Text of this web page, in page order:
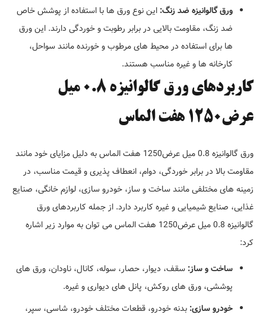
ورق گالوانیزه ضد زنگ: این نوع ورق ها با استفاده از پوشش خاص
ضد زنگ، مقاومت بالایی در برابر رطوبت و خوردگی دارند. این ورق
ها برای استفاده در محیط های مرطوب و خورنده مانند سواحل،
کارخانه ها و غیره مناسب هستند.
کاربردهای ورق گالوانیزه 0.8 میل
عرض1250 هفت الماس
ورق گالوانیزه 0.8 میل عرض1250 هفت الماس به دلیل مزایای خود مانند
مقاومت بالا در برابر خوردگی، دوام، انعطاف پذیری و قیمت مناسب، در
زمینه های مختلفی مانند ساخت و ساز، خودرو سازی، لوازم خانگی، صنایع
غذایی، صنایع شیمیایی و غیره کاربرد دارد. از جمله کاربردهای ورق
گالوانیزه 0.8 میل عرض1250 هفت الماس می توان به موارد زیر اشاره
کرد:
ساخت و ساز: سقف، دیوار، حصار، سوله، کانال، ناودان، ورق های
پوششی، ورق های روکش، پانل های دیواری و غیره.
خودرو سازی: بدنه خودرو، قطعات مختلف خودرو، شاسی، سپر،